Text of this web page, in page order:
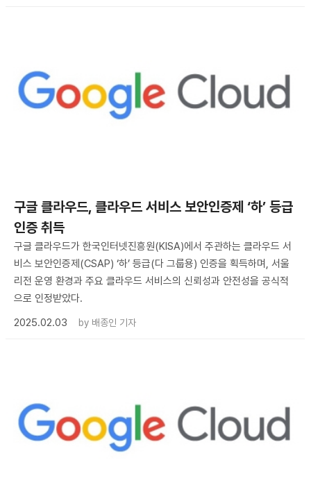
구글 클라우드, 클라우드 서비스 보안인증제 ‘하’ 등급
인증 취득
구글 클라우드가 한국인터넷진흥원(KISA)에서 주관하는 클라우드 서
비스 보안인증제(CSAP) ‘하’ 등급(다 그룹용) 인증을 획득하며, 서울
리전 운영 환경과 주요 클라우드 서비스의 신뢰성과 안전성을 공식적
으로 인정받았다.
2025.02.03
by 배종인 기자